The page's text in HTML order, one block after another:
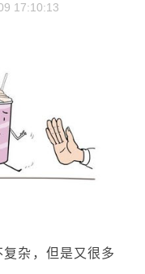
17:10:13
杂，但是又很多